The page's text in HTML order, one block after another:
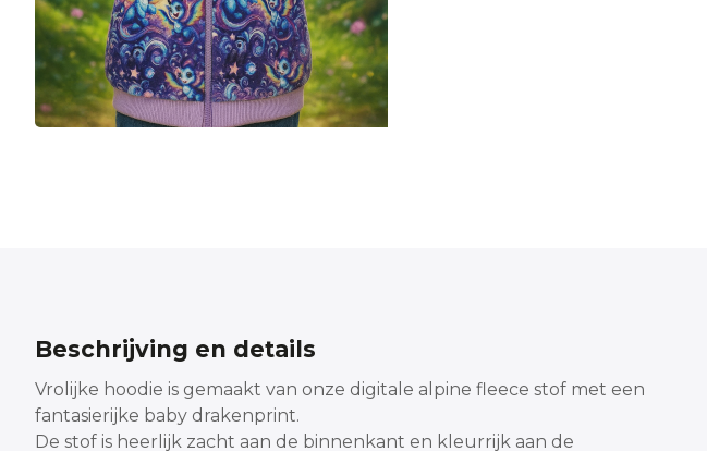
Beschrijving en details
Vrolijke hoodie is gemaakt van onze digitale alpine fleece stof met een
fantasierijke baby drakenprint.
De stof is heerlijk zacht aan de binnenkant en kleurrijk aan de